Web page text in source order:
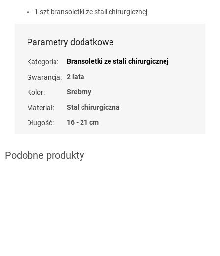
1 szt bransoletki ze stali chirurgicznej
Parametry dodatkowe
Kategoria:
Bransoletki ze stali chirurgicznej
Gwarancja:
2 lata
Kolor:
Srebrny
Materiał:
Stal chirurgiczna
Długość: 16 - 21 cm